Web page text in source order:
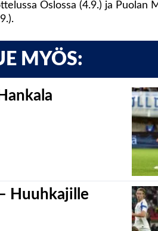
Oslossa (4.9.) ja Puolan
MYÖS:
Huuhkajille